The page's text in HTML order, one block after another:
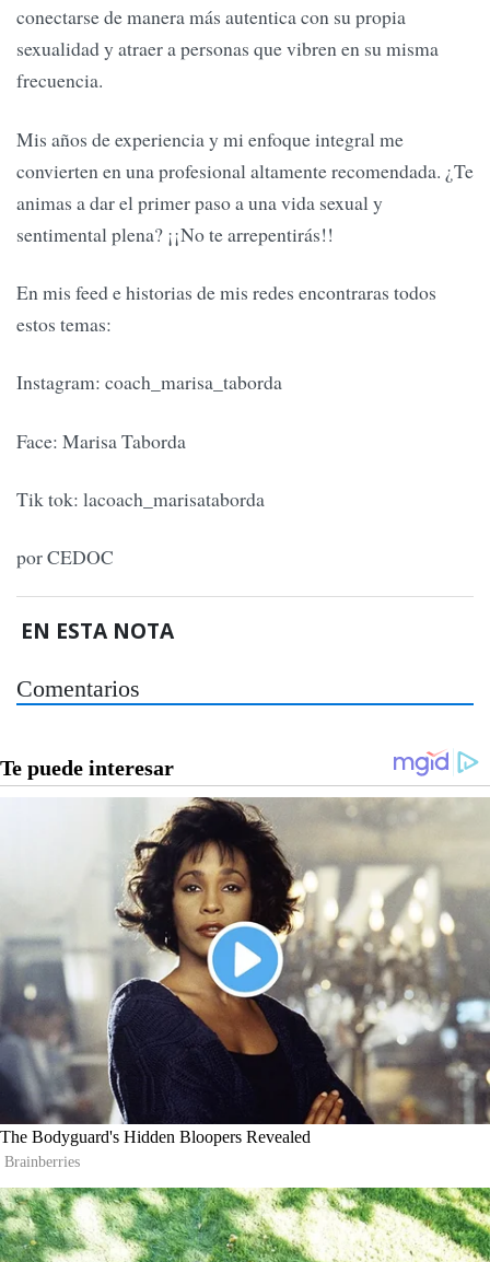
conectarse de manera más autentica con su propia
sexualidad y atraer a personas que vibren en su misma
frecuencia.
Mis años de experiencia y mi enfoque integral me
convierten en una profesional altamente recomendada. ¿Te
animas a dar el primer paso a una vida sexual y
sentimental plena? ¡¡No te arrepentirás!!
En mis feed e historias de mis redes encontraras todos
estos temas:
Instagram: coach_marisa_taborda
Face: Marisa Taborda
Tik tok: lacoach_marisataborda
por CEDOC
EN ESTA NOTA
Comentarios